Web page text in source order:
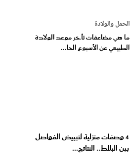
الحمل والولادة
ما هي مضاعفات تأخر موعد الولادة
الطبيعي عن الأسبوع الحا...
4 وصفات منزلية لتبييض الفواصل
بين البلاط.. النتائج...